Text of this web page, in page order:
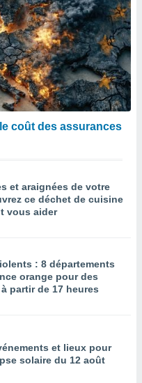
coût des assurances
et araignées de votre
ce déchet de cuisine
vous aider
: 8 départements
orange pour des
partir de 17 heures
et lieux pour
solaire du 12 août